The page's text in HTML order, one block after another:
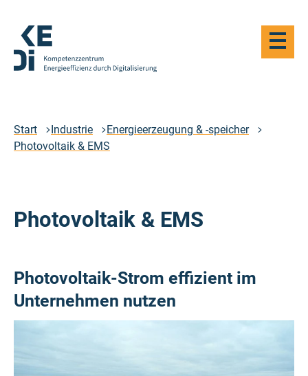
Hauptinhalt
springen
durch
Digitalisierung
Haupt-
öffnen
Start Industrie
Energieerzeugung & -speicher
Photovoltaik & EMS
Photovoltaik & EMS
Photovoltaik-Strom effizient im
Unternehmen nutzen